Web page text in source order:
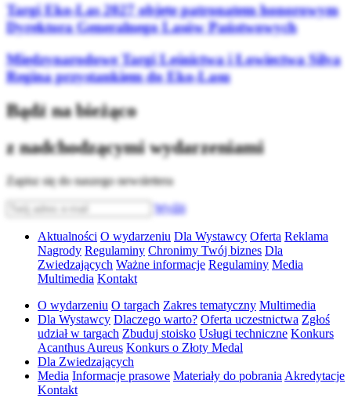
Targi Eko-Las 2027 objęte patronatem honorowym
Dyrektora Generalnego Lasów Państwowych
Międzynarodowe Targi Leśnictwa i Łowiectwa Silva
Regina przystankiem do Eko-Lasu
Bądź na bieżąco
z nadchodzącymi wydarzeniami
Zapisz się do naszego newslettera
Wyślij
Aktualności O wydarzeniu Dla Wystawcy Oferta Reklama
Nagrody Regulaminy Chronimy Twój biznes Dla
Zwiedzających Ważne informacje Regulaminy Media
Multimedia Kontakt
O wydarzeniu O targach Zakres tematyczny Multimedia
Dla Wystawcy Dlaczego warto? Oferta uczestnictwa Zgłoś
udział w targach Zbuduj stoisko Usługi techniczne Konkurs
Acanthus Aureus Konkurs o Złoty Medal
Dla Zwiedzających
Media Informacje prasowe Materiały do pobrania Akredytacje
Kontakt